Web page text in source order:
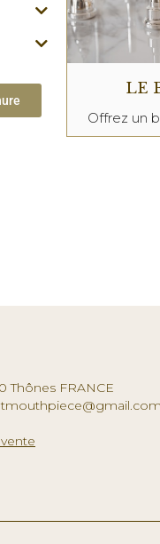
LE
Offrez un
Thônes FRANCE